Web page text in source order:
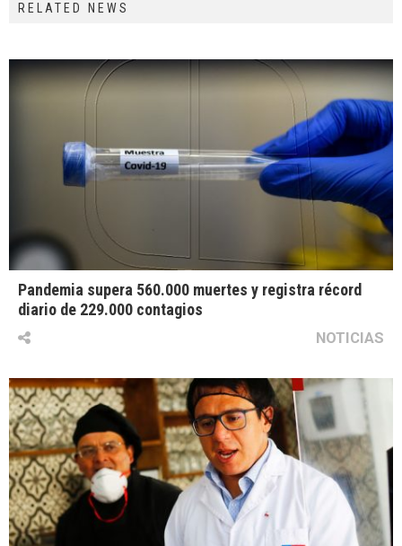
RELATED NEWS
Pandemia supera 560.000 muertes y registra récord
diario de 229.000 contagios
NOTICIAS